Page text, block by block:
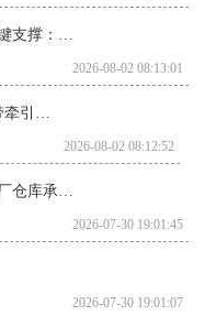
2026-08-02 08:13:01
2026-08-02 08:12:52
2026-07-30 19:01:45
2026-07-30 19:01:07